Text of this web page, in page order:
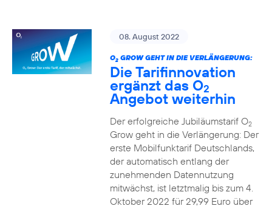
08. August 2022
O2GROW GEHT IN DIE VERLÄNGERUNG:
Die Tarifinnovation
ergänzt das O2
Angebot weiterhin
Der erfolgreiche Jubiläumstarif O2
Grow geht in die Verlängerung: Der
erste Mobilfunktarif Deutschlands,
der automatisch entlang der
zunehmenden Datennutzung
mitwächst, ist letztmalig bis zum 4.
Oktober 2022 für 29,99 Euro über